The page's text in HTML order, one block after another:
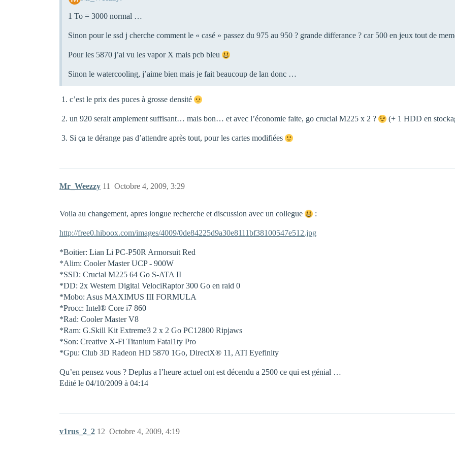
1 To = 3000 normal …
Sinon pour le ssd j cherche comment le « casé » passez du 975 au 950 ? grande differance ? car 500 en jeux tout de
Pour les 5870 j’ai vu les vapor X mais pcb bleu
Sinon le watercooling, j’aime bien mais je fait beaucoup de lan donc …
c’est le prix des puces à grosse densité
un 920 serait amplement suffisant… mais bon… et avec l’économie faite, go crucial M225 x 2 ? (+ 1 HDD en
Si ça te dérange pas d’attendre après tout, pour les cartes modifiées
Mr_Weezzy Octobre 4, 2009, 3:29
11
Voila au changement, apres longue recherche et discussion avec un collegue :
http://free0.hiboox.com/images/4009/0de84225d9a30e8111bf38100547e512.jpg
*Boitier: Lian Li PC-P50R Armorsuit Red
*Alim: Cooler Master UCP - 900W
*SSD: Crucial M225 64 Go S-ATA II
*DD: 2x Western Digital VelociRaptor 300 Go en raid 0
*Mobo: Asus MAXIMUS III FORMULA
*Procc: Intel® Core i7 860
*Rad: Cooler Master V8
*Ram: G.Skill Kit Extreme3 2 x 2 Go PC12800 Ripjaws
*Son: Creative X-Fi Titanium Fatal1ty Pro
*Gpu: Club 3D Radeon HD 5870 1Go, DirectX® 11, ATI Eyefinity
Qu’en pensez vous ? Deplus a l’heure actuel ont est décendu a 2500 ce qui est génial …
Edité le 04/10/2009 à 04:14
v1rus_2_2 Octobre 4, 2009, 4:19
12